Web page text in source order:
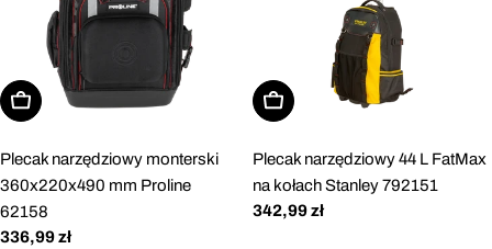
Dodaj do koszyka
Plecak narzędziowy monterski
360x220x490 mm Proline
62158
Cena
336,99 zł
Dodaj do koszyka
Plecak narzędziowy 44 L FatMax
na kołach Stanley 792151
Cena
342,99 zł